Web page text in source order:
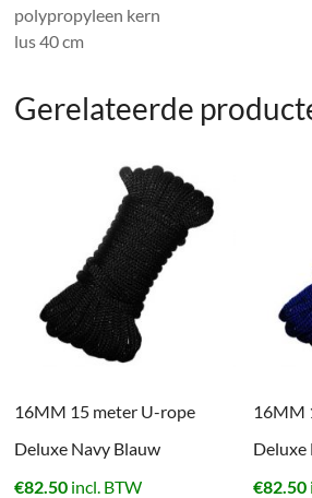
polypropyleen kern
lus 40 cm
Gerelateerde
16MM 15 meter U-rope
Deluxe Navy Blauw
€82.50 incl. BTW
16MM
Deluxe
€82.50